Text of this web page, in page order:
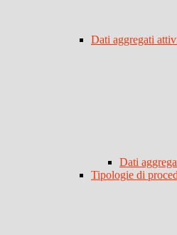
Dati aggregati
Dati
Tipologie di